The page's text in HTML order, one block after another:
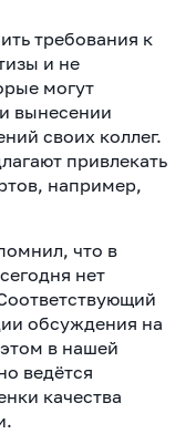
требования к
и не
могут
вынесении
своих коллег.
привлекать
например,
что в
нет
обсуждения на
в нашей
ведётся
качества